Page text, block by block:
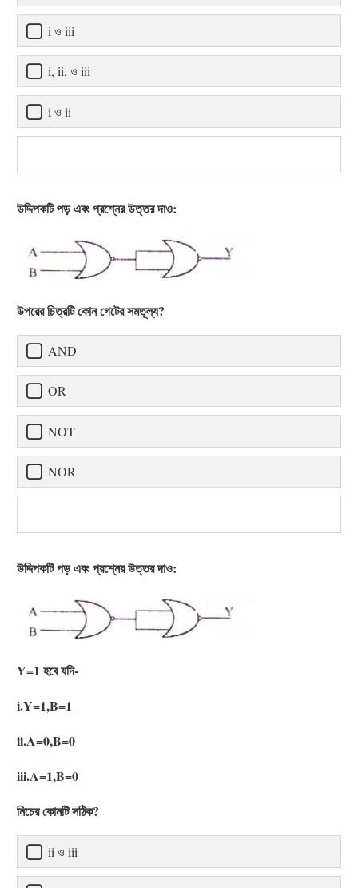
i ও iii
i, ii, ও iii
i ও ii
উদ্দিপকটি পড় এবং প্রশ্নের উত্তর দাও:
উপরের চিত্রটি কোন গেটের সমতূল্য?
AND
OR
NOT
NOR
উদ্দিপকটি পড় এবং প্রশ্নের উত্তর দাও:
Y=1 হবে যদি-
i.Y=1,B=1
ii.A=0,B=0
iii.A=1,B=0
নিচের কোনটি সঠিক?
ii ও iii